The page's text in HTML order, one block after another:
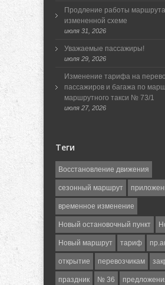
Продление работы
измененной схеме
июля 31, 2026
Уважаемые пассажиры!
июля 29, 2026
Изменение тарифа на
пассажиров и багажа по
маршрутного такси № 73/1
июля 27, 2026
Теги
Восстановление движения
сезонный маршрут
временное изменение
Новый остановочный пункт
Новый маршрут тариф
открытие перевозчикам
праздник № 36